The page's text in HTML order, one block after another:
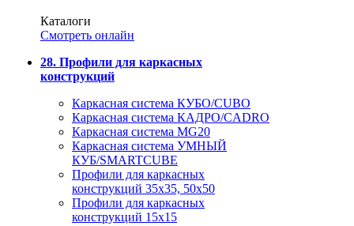
Каталоги
Смотреть онлайн
28. Профили для каркасных
конструкций
Каркасная система КУБО/CUBO
Каркасная система КАДРО/CADRO
Каркасная система MG20
Каркасная система УМНЫЙ
КУБ/SMARTCUBE
Профили для каркасных
конструкций 35x35, 50x50
Профили для каркасных
конструкций 15х15